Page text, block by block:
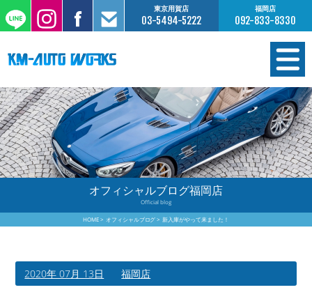
東京用賀店
03-5494-5222
福岡店
092-833-8330
在庫情報
オーダー販売
工場サービス
保証について
買取査定のご案内
オフィシャルブログ福岡店
Official blog
HOME オフィシャルブログ 新入庫がやって来ました！
2020年 07月 13日 福岡店